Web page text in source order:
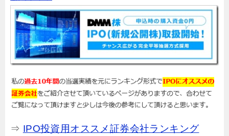
⇒ IPO投資用オススメ証券会社ランキング